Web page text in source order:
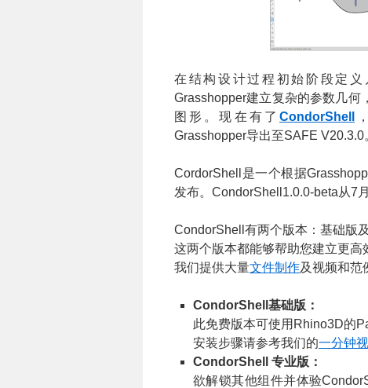
在结构设计过程初始阶段定
Grasshopper建立复杂的参数几
图形。现在有了CondorShell
Grasshopper导出至SAFE V20.3.0
CordorShell是一个根据
发布。CondorShell1.0.0-beta从7
CondorShell有两个版本：基础版及
这两个版本都能够帮助您建立更高
我们提供大量文件制作及视频和范
CondorShell 基础版：
此免费版本可使用Rhino3D的
安装步骤请参考我们的一分钟
CondorShell 专业版：
欲解锁其他组件并体验